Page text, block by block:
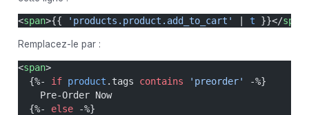
<span>{{ 'products.product.add_to_cart' t }}</span
Remplacez-le par :
<span>
  {%-
if product .tags contains 'preorder'
-%}
    Pre-Order Now
  {%-
else -%}